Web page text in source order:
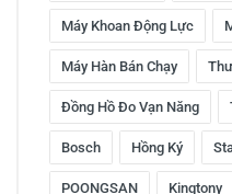
Máy Khoan Động Lực
Máy Hàn Bán Chạy
Đồng Hồ Đo Vạn Năng
Bosch Hồng Ký
POONGSAN Kingtony